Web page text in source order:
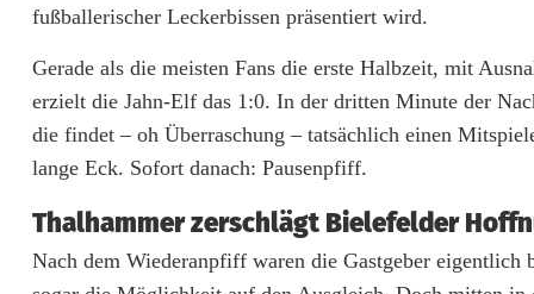
f
e
l
d
n
i
fußballerischer Leckerbissen präsentiert wird.
Gerade als die meisten Fans die erste Halbzeit, mit
erzielt die Jahn-Elf das 1:0. In der dritten Minute der
die findet – oh Überraschung – tatsächlich einen
lange Eck. Sofort danach: Pausenpfiff.
Thalhammer zerschlägt Bielefelder
Nach dem Wiederanpfiff waren die Gastgeber eigentlich